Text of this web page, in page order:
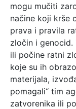
mogu mučiti
načine koji krše
prava i pravila
zločin i genocid.
ili počine ratni
koje su ih
materijala,
pomagali“ tim
zatvorenika ili